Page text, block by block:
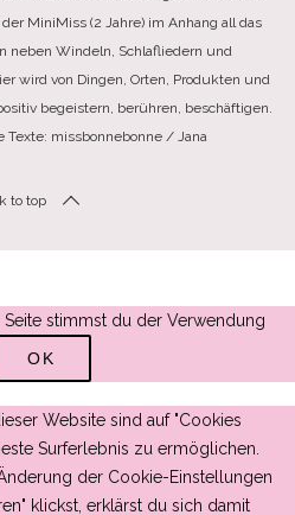
MiniMiss (2 Jahre) im Anhang all das
neben Windeln, Schlafliedern und
wird von Dingen, Orten, Produkten und
begeistern, berühren, beschäftigen.
Texte: missbonnebonne / Jana
to top
stimmst du der Verwendung
OK
Website sind auf "Cookies
Surferlebnis zu ermöglichen.
der Cookie-Einstellungen
klickst, erklärst du sich damit